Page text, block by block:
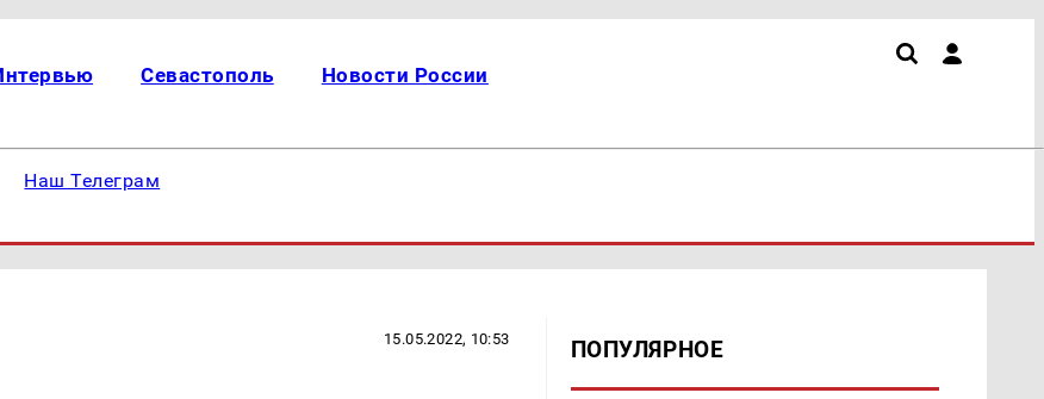
Севастополь Новости России
Наш Телеграм
15.05.2022, 10:53 ПОПУЛЯРНОЕ